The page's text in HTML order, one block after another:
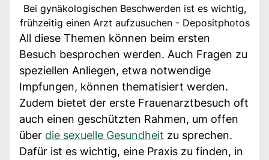
Bei gynäkologischen Beschwerden ist es wichtig,
frühzeitig einen Arzt aufzusuchen - Depositphotos
All diese Themen können beim ersten
Besuch besprochen werden. Auch Fragen zu
speziellen Anliegen, etwa notwendige
Impfungen, können thematisiert werden.
Zudem bietet der erste Frauenarztbesuch oft
auch einen geschützten Rahmen, um offen
über die sexuelle Gesundheit zu sprechen.
Dafür ist es wichtig, eine Praxis zu finden, in